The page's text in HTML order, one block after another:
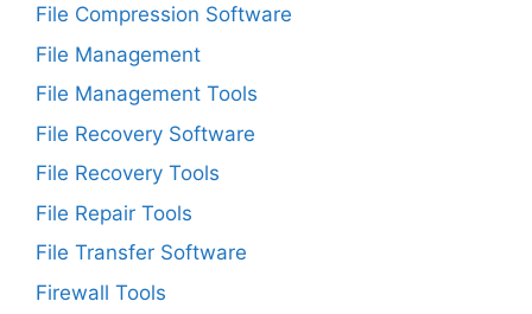
File Compression Software
File Management
File Management Tools
File Recovery Software
File Recovery Tools
File Repair Tools
File Transfer Software
Firewall Tools